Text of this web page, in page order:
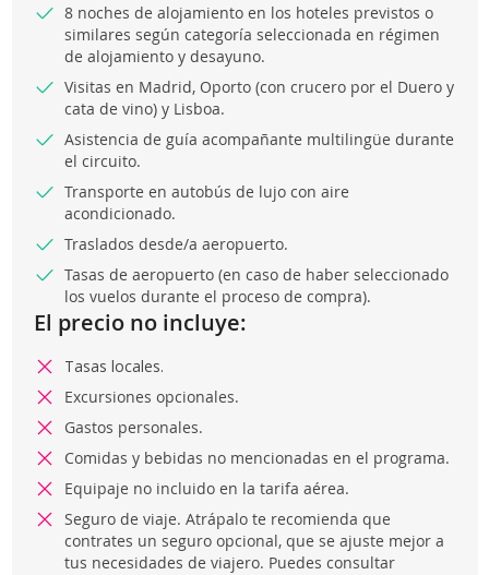
8 noches de alojamiento en los hoteles previstos o
similares según categoría seleccionada en régimen
de alojamiento y desayuno.
Visitas en Madrid, Oporto (con crucero por el Duero y
cata de vino) y Lisboa.
Asistencia de guía acompañante multilingüe durante
el circuito.
Transporte en autobús de lujo con aire
acondicionado.
Traslados desde/a aeropuerto.
Tasas de aeropuerto (en caso de haber seleccionado
los vuelos durante el proceso de compra).
El precio no incluye:
Tasas locales.
Excursiones opcionales.
Gastos personales.
Comidas y bebidas no mencionadas en el programa.
Equipaje no incluido en la tarifa aérea.
Seguro de viaje. Atrápalo te recomienda que
contrates un seguro opcional, que se ajuste mejor a
tus necesidades de viajero. Puedes consultar